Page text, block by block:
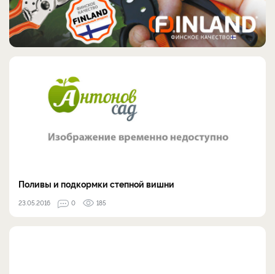
Поливы и подкормки степной вишни
23.05.2016 0 185